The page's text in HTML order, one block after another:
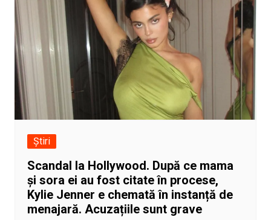
Știri
Scandal la Hollywood. După ce mama
și sora ei au fost citate în procese,
Kylie Jenner e chemată în instanță de
menajară. Acuzațiile sunt grave